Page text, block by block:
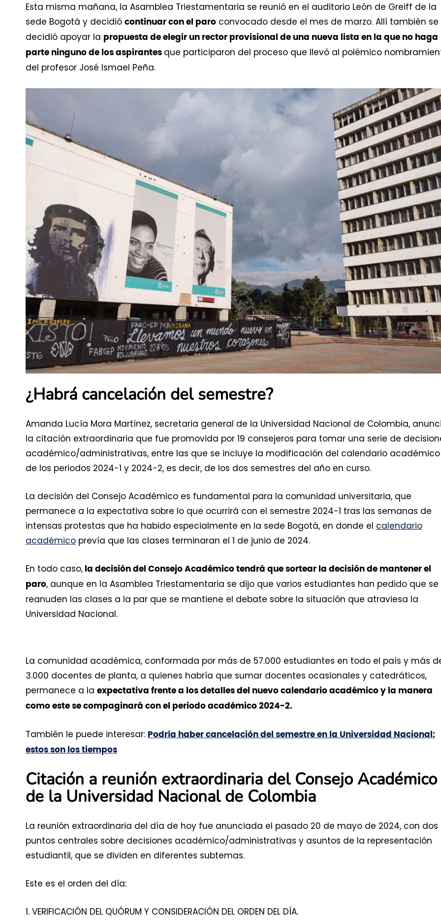
Esta misma mañana, la Asamblea Triestamentaria se reunió en el auditorio León de Greiff de la
sede Bogotá y decidió continuar con el paro convocado desde el mes de marzo. Allí también se
decidió apoyar la propuesta de elegir un rector provisional de una nueva lista en la que no haga
parte ninguno de los aspirantes que participaron del proceso que llevó al polémico
del profesor José Ismael Peña.
¿Habrá cancelación del semestre?
Amanda Lucía Mora Martínez, secretaria general de la Universidad Nacional de Colombia,
la citación extraordinaria que fue promovida por 19 consejeros para tomar una serie de
académico/administrativas, entre las que se incluye la modificación del calendario académico
de los periodos 2024-1 y 2024-2, es decir, de los dos semestres del año en curso.
La decisión del Consejo Académico es fundamental para la comunidad universitaria, que
permanece a la expectativa sobre lo que ocurrirá con el semestre 2024-1 tras las semanas de
intensas protestas que ha habido especialmente en la sede Bogotá, en donde el calendario
académico prevía que las clases terminaran el 1 de junio de 2024.
En todo caso, la decisión del Consejo Académico tendrá que sortear la decisión de mantener el
paro, aunque en la Asamblea Triestamentaria se dijo que varios estudiantes han pedido que se
reanuden las clases a la par que se mantiene el debate sobre la situación que atraviesa la
Universidad Nacional.
La comunidad académica, conformada por más de 57.000 estudiantes en todo el país y más
3.000 docentes de planta, a quienes habría que sumar docentes ocasionales y catedráticos,
permanece a la expectativa frente a los detalles del nuevo calendario académico y la manera
como este se compaginará con el periodo académico 2024-2.
También le puede interesar: Podría haber cancelación del semestre en la Universidad Nacional:
estos son los tiempos
Citación a reunión extraordinaria del Consejo Académico
de la Universidad Nacional de Colombia
La reunión extraordinaria del día de hoy fue anunciada el pasado 20 de mayo de 2024, con dos
puntos centrales sobre decisiones académico/administrativas y asuntos de la representación
estudiantil, que se dividen en diferentes subtemas.
Este es el orden del día:
1. VERIFICACIÓN DEL QUÓRUM Y CONSIDERACIÓN DEL ORDEN DEL DÍA.